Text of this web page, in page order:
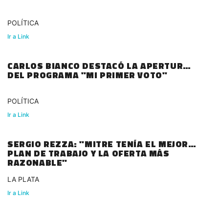
POLÍTICA
Ir a Link
CARLOS BIANCO DESTACÓ LA APERTURA
DEL PROGRAMA "MI PRIMER VOTO"
POLÍTICA
Ir a Link
SERGIO REZZA: "MITRE TENÍA EL MEJOR
PLAN DE TRABAJO Y LA OFERTA MÁS
RAZONABLE"
LA PLATA
Ir a Link